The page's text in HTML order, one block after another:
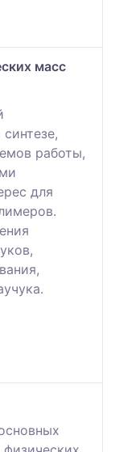
масс
работы,
для